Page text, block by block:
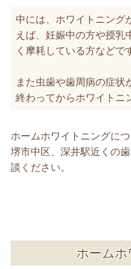
中には、ホワイトニング
えば、妊娠中の方や授乳
く摩耗している方などで
また虫歯や歯周病の症状
終わってからホワイトニ
ホームホワイトニングに
堺市中区、深井駅近くの
談ください。
ホーム